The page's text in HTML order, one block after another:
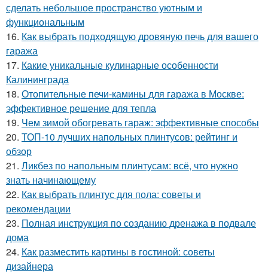
сделать небольшое пространство уютным и
функциональным
16. Как выбрать подходящую дровяную печь для вашего
гаража
17. Какие уникальные кулинарные особенности
Калининграда
18. Отопительные печи-камины для гаража в Москве:
эффективное решение для тепла
19. Чем зимой обогревать гараж: эффективные способы
20. ТОП-10 лучших напольных плинтусов: рейтинг и
обзор
21. Ликбез по напольным плинтусам: всё, что нужно
знать начинающему
22. Как выбрать плинтус для пола: советы и
рекомендации
23. Полная инструкция по созданию дренажа в подвале
дома
24. Как разместить картины в гостиной: советы
дизайнера